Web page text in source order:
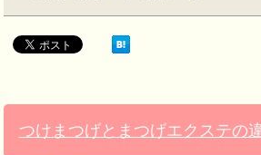
つけまつげとまつげエクステの